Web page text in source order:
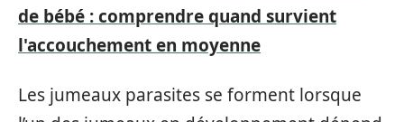
de bébé : comprendre quand survient
l'accouchement en moyenne
Les jumeaux parasites se forment lorsque